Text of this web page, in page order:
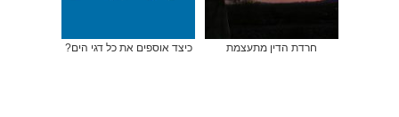
חרדת הדין מתעצמת כיצד אוספים את כל דגי הים?